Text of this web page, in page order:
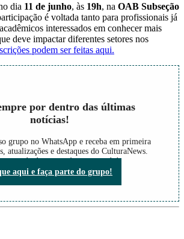
dia 11 de junho, às 19h, na OAB Subseção
é voltada tanto para profissionais já
interessados em conhecer mais
deve impactar diferentes setores nos
podem ser feitas aqui.
por dentro das últimas
notícias!
grupo no WhatsApp e receba em primeira
atualizações e destaques do CulturaNews.
nada do que está acontecendo!
aqui e faça parte do grupo!